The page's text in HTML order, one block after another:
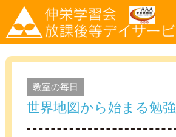
教室の毎日
世界地図から始まる勉強